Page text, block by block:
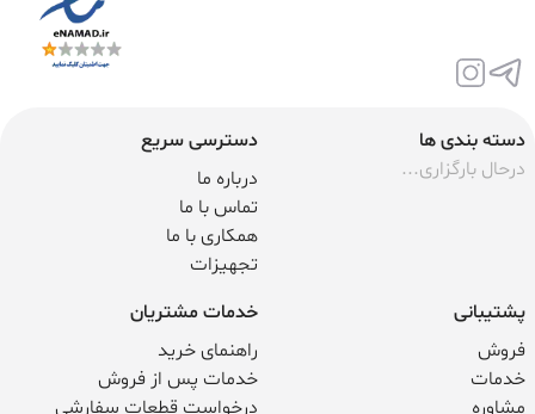
دسته بندی ها
درحال بارگزاری...
دسترسی سریع
درباره ما
تماس با ما
همکاری با ما
تجهیزات
پشتیبانی
فروش
خدمات
مشاوره
خدمات مشتریان
راهنمای خرید
خدمات پس از فروش
درخواست قطعات سفارشی